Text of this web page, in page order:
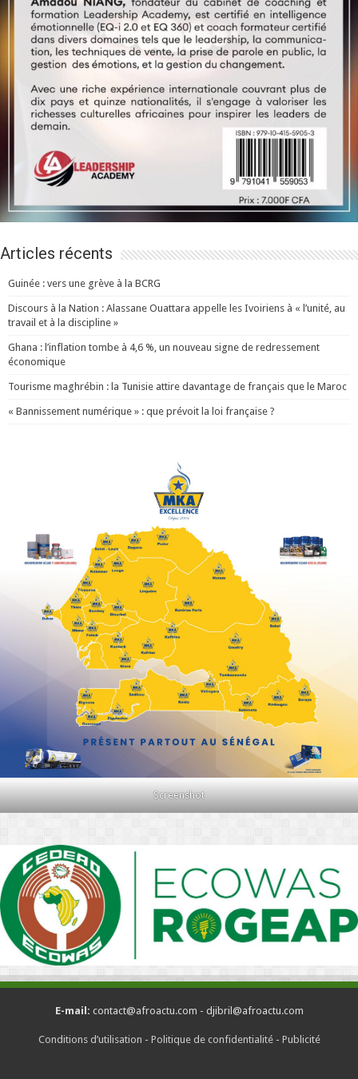
Articles récents
Guinée : vers une grève à la BCRG
Discours à la Nation : Alassane Ouattara appelle les Ivoiriens à « l’unité, au
travail et à la discipline »
Ghana : l’inflation tombe à 4,6 %, un nouveau signe de redressement
économique
Tourisme maghrébin : la Tunisie attire davantage de français que le Maroc
« Bannissement numérique » : que prévoit la loi française ?
Screenshot
E-mail: contact@afroactu.com - djibril@afroactu.com
Conditions d’utilisation - Politique de confidentialité- Publicité